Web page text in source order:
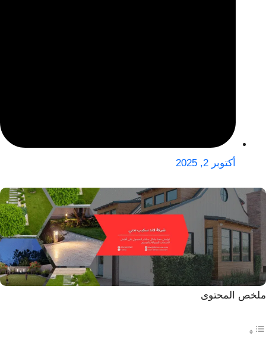
أكتوبر 2, 2025
ملخص المحتوى